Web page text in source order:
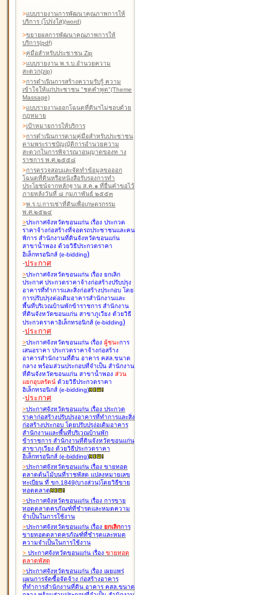
>แบบรายงานการพัฒนาคุณภาพการให้
บริการ (โปร่งใส)(word)
>ขยายผลการพัฒนาคุณภาพการให้
บริการ(pdf)
>คู่มือสำหรับประชาชน Zip
>แบบรายงาน พ.ร.บ.อำนวยความ
สะดวก(zip)
>การดำเนินการสร้างความรับรู้ ความ
เข้าใจให้แก่ประชาชน "ชุดคำพูด"(Theme
Massage)
>แบบรายงานออกโฉนดที่ดินฯไม่ชอบด้วย
กฎหมาย
>เป้าหมายการให้บริการ
>การดำเนินการตามคู่มือสำหรับประชาชน
ตามพระราชบัญญัติการอำนวยความ
สะดวกในการพิจารณาอนุญาตของท าง
ราชการ พ.ศ.๒๕๕๘
>การตรวจสอบและจัดทำข้อมูลขอออก
โฉนดที่ดินหรือหนังสือรับรองการทำ
ประโยชน์จากหลักฐาน ส.ค.๑ ที่ยื่นคำขอไว้
ภายหลังวันที่ ๘ กุมภาพันธ์ ๒๕๕๓
>พ.ร.บ.การเช่าที่ดินเพื่อเกษตรกรรม
พ.ศ.๒๕๒๔
>ประกาศจังหวัดขอนแก่น เรื่อง ประกวด
ราคาจ้างก่อสร้างที่จอดรถประชาชนและคน
พิการ สำนักงานที่ดินจังหวัดขอนแก่น
สาขาน้ำพอง ด้วยวิธีประกวดราคา
อิเล็กทรอนิกส์ (e-bidding)
-ประกาศ
>ประกาศจังหวัดขอนแก่น เรื่อง ยกเลิก
ประกาศ ประกวดราคาจ้างก่อสร้างปรับปรุง
อาคารที่ทำการและสิ่งก่อสร้างประกอบ โดย
การปรับปรุงต่อเติมอาคารสำนักงานและ
พื้นที่บริเวณบ้านพักข้าราชการ สำนักงาน
ที่ดินจังหวัดขอนแก่น สาขาภูเวียง ด้วยวิธี
ประกวดราคาอิเล็กทรอนิกส์ (e-bidding)
-ประกาศ
>ประกาศจังหวัดขอนแก่น เรื่อง ผู้ชนะการ
เสนอราคา ประกวดราคาจ้างก่อสร้าง
อาคารสำนักงานที่ดิน อาคาร คสล.ขนาด
กลาง พร้อมส่วนประกอบที่จำเป็น สำนักงาน
ที่ดินจังหวัดขอนแก่น สาขาน้ำพอง ส่วน
แยกอุบลรัตน์ ด้วยวิธีประกวดราคา
อิเล็กทรอนิกส์ (e-bidding)
-ประกาศ
>ประกาศจังหวัดขอนแก่น เรื่อง ประกวด
ราคาก่อสร้างปรับปรุงอาคารที่ทำการและสิ่ง
ก่อสร้างประกอบ โดยปรับปรุง่อเติมอาคาร
สำนักงานและพื้นที่บริเวณบ้านพัก
ข้าราชการ สำนักงานที่ดินจังหวัดขอนแก่น
สาขาภูเวียง ด้วยวิธีประกวดราคา
อิเล็กทรอนิกส์ (e-bidding)
>ประกาศจังหวัดขอนแก่น เรื่อง ขายทอด
ตลาดต้นไม้บนที่ราชพัสดุ แปลงหมายเลข
ทะเบียน ที่ ขก.1849(บางส่วน)โดยวิธีขาย
ทอดตลาด
>ประกาศจังหวัดขอนแก่น เรื่อง การขาย
ทอดตลาดครุภัณฑ์ที่ชำรุดและหมดความ
จำเป็นในการใช้งาน
>ประกาศจังหวัดขอนแก่น เรื่อง ยกเลิกการ
ขายทอดตลาดครุภัณฑ์ที่ชำรุดและหมด
ความจำเป็นในการใช้งาน
> ประกาศจังหวัดขอนแก่น เรื่อง ขายทอด
ตลาดพัสดุ
>ประกาศจังหวัดขอนแก่น เรื่อง เผยแพร่
แผนการจัดซื้อจัดจ้าง ก่อสร้างอาคาร
ที่ทำการสำนักงานที่ดิน อาคาร คสล.ขนาด